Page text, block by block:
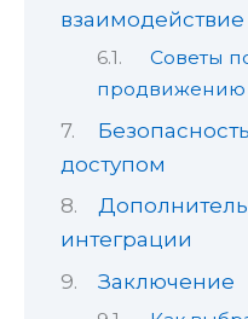
Советы
продвижению
доступом
интеграции
Заключение